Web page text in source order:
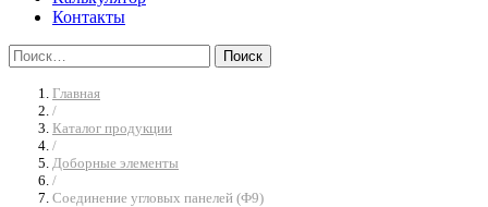
Контакты
Найти:
Главная
/
Каталог продукции
/
Доборные элементы
/
Соединение угловых панелей (Ф9)